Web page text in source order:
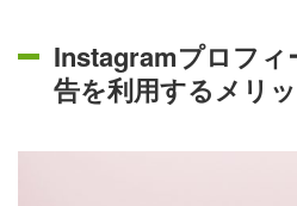
Instagramプロフィ
告を利用するメリ